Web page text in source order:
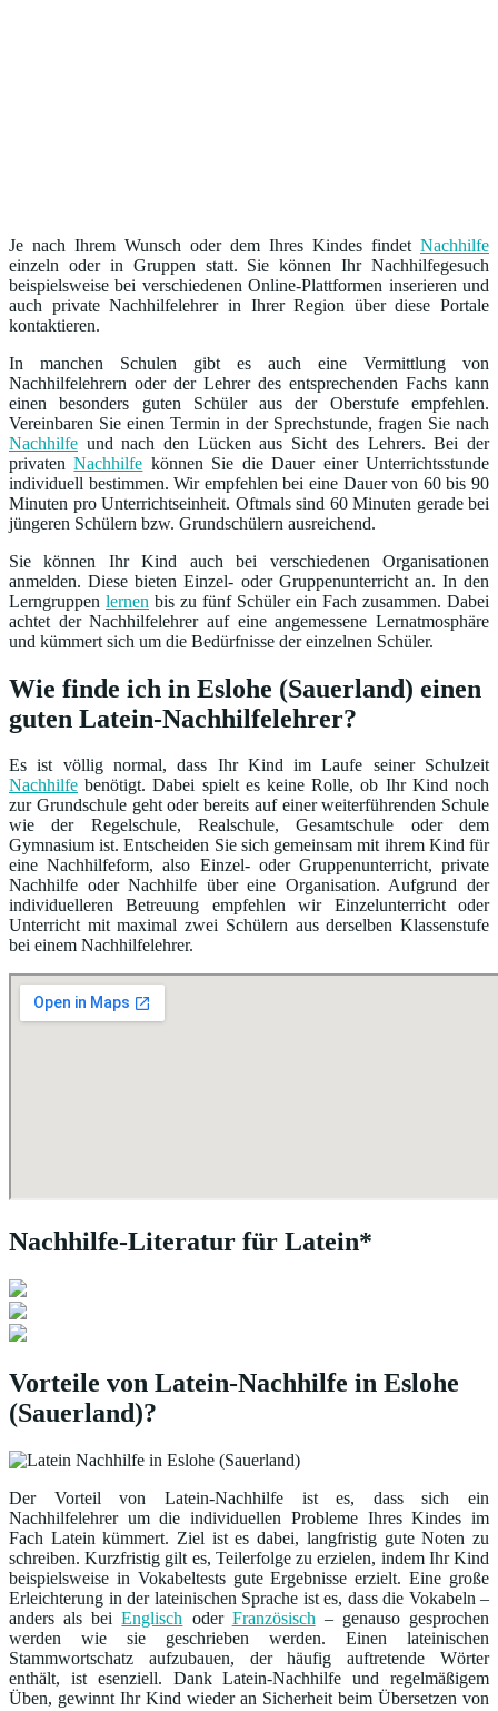
Je nach Ihrem Wunsch oder dem Ihres Kindes findet Nachhilfe
einzeln oder in Gruppen statt. Sie können Ihr Nachhilfegesuch
beispielsweise bei verschiedenen Online-Plattformen inserieren und
auch private Nachhilfelehrer in Ihrer Region über diese Portale
kontaktieren.
In manchen Schulen gibt es auch eine Vermittlung von
Nachhilfelehrern oder der Lehrer des entsprechenden Fachs kann
einen besonders guten Schüler aus der Oberstufe empfehlen.
Vereinbaren Sie einen Termin in der Sprechstunde, fragen Sie nach
Nachhilfe und nach den Lücken aus Sicht des Lehrers. Bei der
privatenNachhilfe können Sie die Dauer einer Unterrichtsstunde
individuell bestimmen. Wir empfehlen bei eine Dauer von 60 bis 90
Minuten pro Unterrichtseinheit. Oftmals sind 60 Minuten gerade bei
jüngeren Schülern bzw. Grundschülern ausreichend.
Sie können Ihr Kind auch bei verschiedenen Organisationen
anmelden. Diese bieten Einzel- oder Gruppenunterricht an. In den
Lerngruppen lernen bis zu fünf Schüler ein Fach zusammen. Dabei
achtet der Nachhilfelehrer auf eine angemessene Lernatmosphäre
und kümmert sich um die Bedürfnisse der einzelnen Schüler.
Wie finde ich in Eslohe (Sauerland) einen
guten Latein-Nachhilfelehrer?
Es ist völlig normal, dass Ihr Kind im Laufe seiner Schulzeit
Nachhilfe benötigt. Dabei spielt es keine Rolle, ob Ihr Kind noch
zur Grundschule geht oder bereits auf einer weiterführenden Schule
wie der Regelschule, Realschule, Gesamtschule oder dem
Gymnasium ist. Entscheiden Sie sich gemeinsam mit ihrem Kind für
eine Nachhilfeform, also Einzel- oder Gruppenunterricht, private
Nachhilfe oder Nachhilfe über eine Organisation. Aufgrund der
individuelleren Betreuung empfehlen wir Einzelunterricht oder
Unterricht mit maximal zwei Schülern aus derselben Klassenstufe
bei einem Nachhilfelehrer.
Nachhilfe-Literatur für Latein*
Vorteile von Latein-Nachhilfe in Eslohe
(Sauerland)?
Der Vorteil von Latein-Nachhilfe ist es, dass sich ein
Nachhilfelehrer um die individuellen Probleme Ihres Kindes im
Fach Latein kümmert. Ziel ist es dabei, langfristig gute Noten zu
schreiben. Kurzfristig gilt es, Teilerfolge zu erzielen, indem Ihr Kind
beispielsweise in Vokabeltests gute Ergebnisse erzielt. Eine große
Erleichterung in der lateinischen Sprache ist es, dass die Vokabeln –
anders als beiEnglisch oder Französisch – genauso gesprochen
werden wie sie geschrieben werden. Einen lateinischen
Stammwortschatz aufzubauen, der häufig auftretende Wörter
enthält, ist esenziell. Dank Latein-Nachhilfe und regelmäßigem
Üben, gewinnt Ihr Kind wieder an Sicherheit beim Übersetzen von